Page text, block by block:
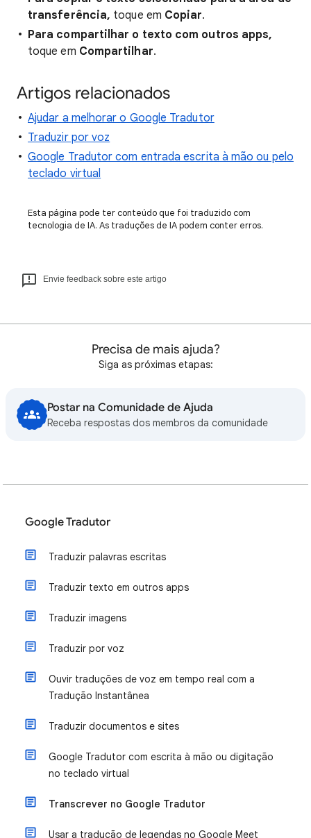
transferência, toque em Copiar.
Para compartilhar o texto com outros apps,
toque em Compartilhar.
Artigos relacionados
Ajudar a melhorar o Google Tradutor
Traduzir por voz
Google Tradutor com entrada escrita à mão ou pelo
teclado virtual
Esta página pode ter conteúdo que foi traduzido com
tecnologia de IA. As traduções de IA podem conter erros.
Envie feedback sobre este artigo
Precisa de mais ajuda?
Siga as próximas etapas:
Postar na Comunidade de Ajuda
Receba respostas dos membros da comunidade
Google Tradutor
Traduzir palavras escritas
Traduzir texto em outros apps
Traduzir imagens
Traduzir por voz
Ouvir traduções de voz em tempo real com a
Tradução Instantânea
Traduzir documentos e sites
Google Tradutor com escrita à mão ou digitação
no teclado virtual
Transcrever no Google Tradutor
Usar a tradução de legendas no Google Meet